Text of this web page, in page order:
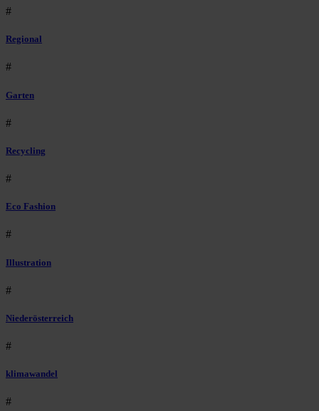
#
Regional
#
Garten
#
Recycling
#
Eco Fashion
#
Illustration
#
Niederösterreich
#
klimawandel
#